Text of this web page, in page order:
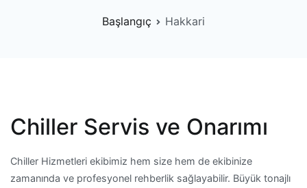
Başlangıç Hakkari
Chiller Servis ve Onarımı
Chiller Hizmetleri ekibimiz hem size hem de ekibinize
zamanında ve profesyonel rehberlik sağlayabilir. Büyük tonajlı